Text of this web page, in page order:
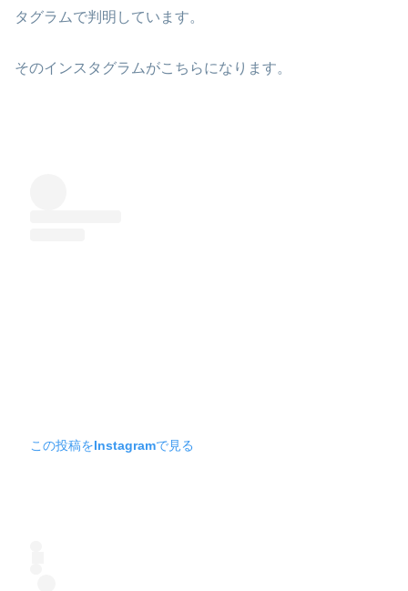
タグラムで判明しています。
そのインスタグラムがこちらになります。
この投稿をInstagramで見る